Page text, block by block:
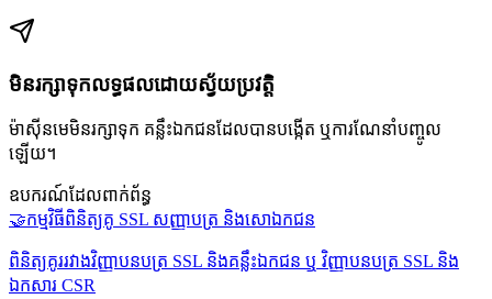
មិនរក្សាទុកលទ្ធផលដោយស្វ័យប្រវត្តិ
ម៉ាស៊ីនមេមិនរក្សាទុក គន្លឹះឯកជនដែលបានបង្កើត ឬការណែនាំបញ្ចូល
ឡើយ។
ឧបករណ៍ដែលពាក់ព័ន្ធ
🤝កម្មវិធីពិនិត្យគូ SSL សញ្ញាបត្រ និងសោឯកជន
ពិនិត្យគូររវាងវិញ្ញាបនបត្រ SSL និងគន្លឹះឯកជន ឬ វិញ្ញាបនបត្រ SSL និង
ឯកសារ CSR